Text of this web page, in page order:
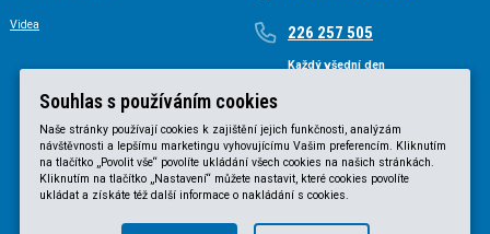
Videa 226 257 505
Každý všední den
Souhlas s používáním cookies
Naše stránky používají cookies k zajištění jejich funkčnosti, analýzám
návštěvnosti a lepšímu marketingu vyhovujícímu Vašim preferencím. Kliknutím
na tlačítko „Povolit vše“ povolíte ukládání všech cookies na našich stránkách.
Kliknutím na tlačítko „Nastavení“ můžete nastavit, které cookies povolíte
ukládat a získáte též další informace o nakládání s cookies.